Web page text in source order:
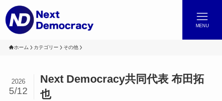
MENU
ホーム カテゴリー その他
Next Democracy共同代表 布田拓
也
2026
5/12